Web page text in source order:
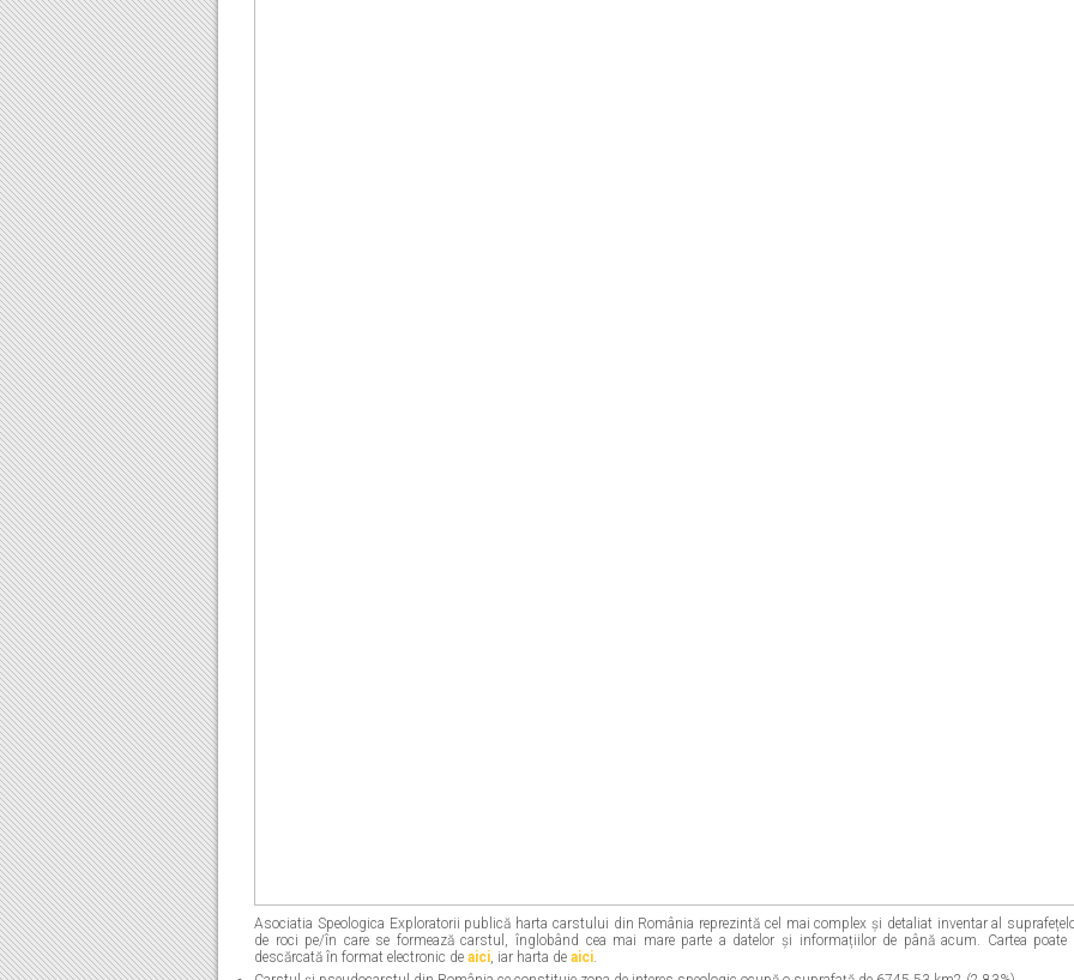
Asociatia Speologica Exploratorii publică harta carstului din România reprezintă cel mai complex și detaliat inventar al
de roci pe/în care se formează carstul, înglobând cea mai mare parte a datelor și informațiilor de până acum. Cartea poate
descărcată în format electronic de aici, iar harta de aici.